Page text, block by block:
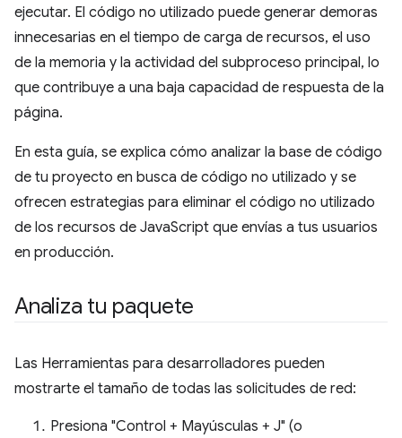
ejecutar. El código no utilizado puede generar demoras
innecesarias en el tiempo de carga de recursos, el uso
de la memoria y la actividad del subproceso principal, lo
que contribuye a una baja capacidad de respuesta de la
página.
En esta guía, se explica cómo analizar la base de código
de tu proyecto en busca de código no utilizado y se
ofrecen estrategias para eliminar el código no utilizado
de los recursos de JavaScript que envías a tus usuarios
en producción.
Analiza tu paquete
Las Herramientas para desarrolladores pueden
mostrarte el tamaño de todas las solicitudes de red:
Presiona "Control + Mayúsculas + J" (o